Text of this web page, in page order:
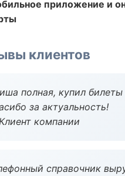
приложение и
клиентов
полная, купил билеты
за актуальность!
компании
справочник